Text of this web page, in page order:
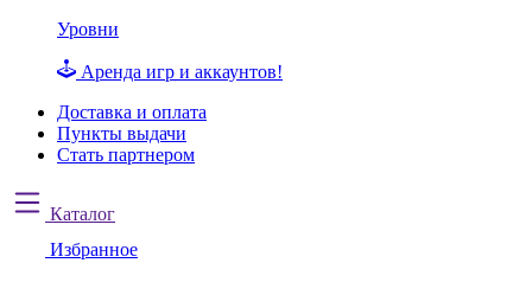
Уровни
Аренда игр и аккаунтов!
Доставка и оплата
Пункты выдачи
Стать партнером
Каталог
Избранное